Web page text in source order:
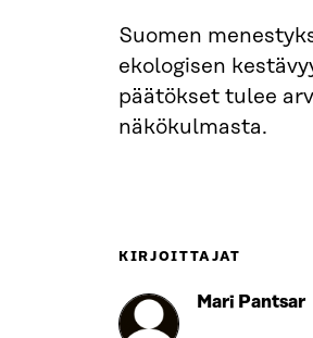
Suomen
ekologisen
päätökset tulee
näkökulmasta.
KIRJOITTAJAT
Mari Pantsar